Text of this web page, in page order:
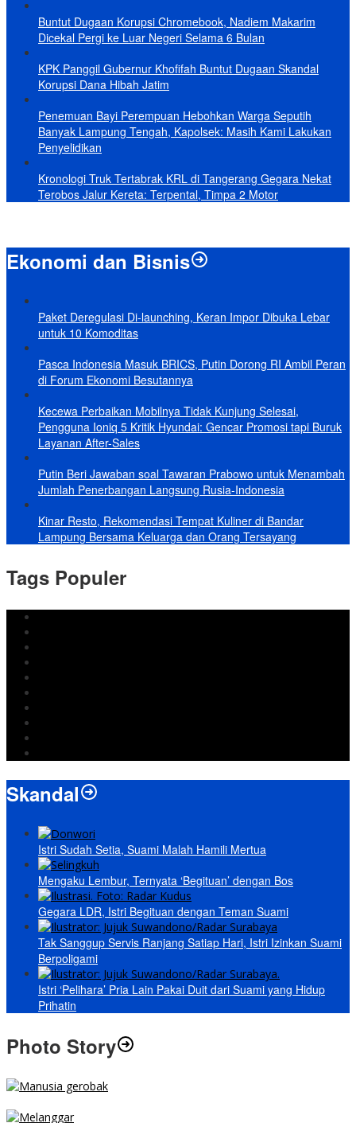
Buntut Dugaan Korupsi Chromebook, Nadiem Makarim
Dicekal Pergi ke Luar Negeri Selama 6 Bulan
KPK Panggil Gubernur Khofifah Buntut Dugaan Skandal
Korupsi Dana Hibah Jatim
Penemuan Bayi Perempuan Hebohkan Warga Seputih
Banyak Lampung Tengah, Kapolsek: Masih Kami Lakukan
Penyelidikan
Kronologi Truk Tertabrak KRL di Tangerang Gegara Nekat
Terobos Jalur Kereta: Terpental, Timpa 2 Motor
Ekonomi dan Bisnis
Paket Deregulasi Di-launching, Keran Impor Dibuka Lebar
untuk 10 Komoditas
Pasca Indonesia Masuk BRICS, Putin Dorong RI Ambil Peran
di Forum Ekonomi Besutannya
Kecewa Perbaikan Mobilnya Tidak Kunjung Selesai,
Pengguna Ioniq 5 Kritik Hyundai: Gencar Promosi tapi Buruk
Layanan After-Sales
Putin Beri Jawaban soal Tawaran Prabowo untuk Menambah
Jumlah Penerbangan Langsung Rusia-Indonesia
Kinar Resto, Rekomendasi Tempat Kuliner di Bandar
Lampung Bersama Keluarga dan Orang Tersayang
Tags Populer
Skandal
Istri Sudah Setia, Suami Malah Hamili Mertua
Mengaku Lembur, Ternyata ‘Begituan’ dengan Bos
Gegara LDR, Istri Begituan dengan Teman Suami
Tak Sanggup Servis Ranjang Satiap Hari, Istri Izinkan Suami
Berpoligami
Istri ‘Pelihara’ Pria Lain Pakai Duit dari Suami yang Hidup
Prihatin
Photo Story